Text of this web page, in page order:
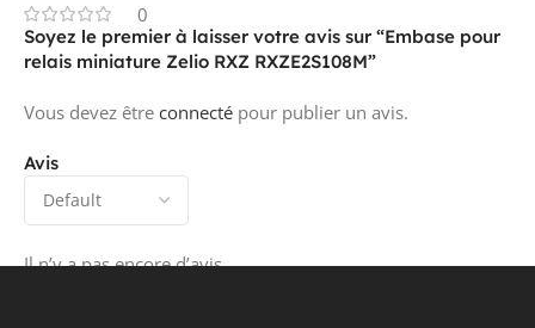
0
Avis
Il n’y a pas encore d’avis.
Soyez le premier à laisser votre avis sur “Embase pour
relais miniature Zelio RXZ RXZE2S108M”
Vous devez être connecté pour publier un avis.